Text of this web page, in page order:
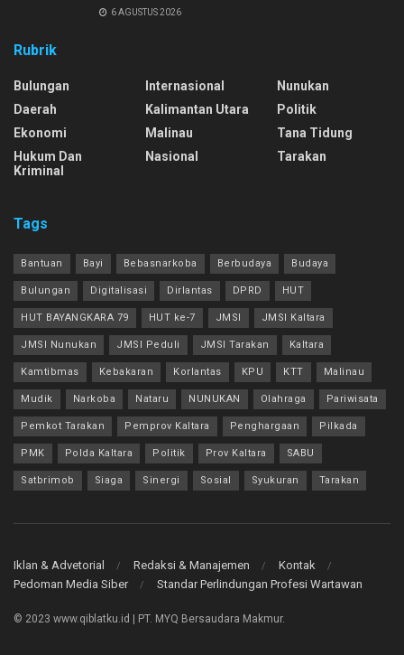
6 AGUSTUS 2026
Rubrik
Bulungan
Daerah
Ekonomi
Hukum Dan
Kriminal
Internasional
Kalimantan Utara
Malinau
Nasional
Nunukan
Politik
Tana Tidung
Tarakan
Tags
Bantuan Bayi Bebasnarkoba Berbudaya Budaya
Bulungan Digitalisasi Dirlantas DPRD HUT
HUT BAYANGKARA 79 HUT ke-7 JMSI JMSI Kaltara
JMSI Nunukan JMSI Peduli JMSI Tarakan Kaltara
Kamtibmas Kebakaran Korlantas KPU KTT Malinau
Mudik Narkoba Nataru NUNUKAN Olahraga Pariwisata
Pemkot Tarakan Pemprov Kaltara Penghargaan Pilkada
PMK Polda Kaltara Politik Prov Kaltara SABU
Satbrimob Siaga Sinergi Sosial Syukuran Tarakan
Iklan & Advetorial Redaksi & Manajemen
Kontak
Pedoman Media Siber
Standar Perlindungan Profesi Wartawan
© 2023 www.qiblatku.id | PT. MYQ Bersaudara Makmur.